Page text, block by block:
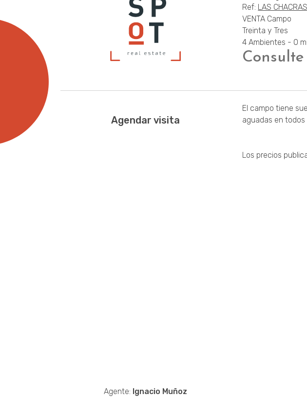
Ref: LAS
VENTA Campo
Treinta y Tres
4 Ambientes - 0
Agendar visita
Agente: Ignacio Muñoz
El campo tiene
aguadas en
Los precios